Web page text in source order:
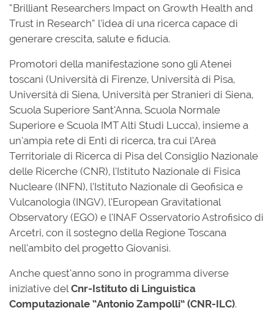
“Brilliant Researchers Impact on Growth Health and
Trust in Research” l’idea di una ricerca capace di
generare crescita, salute e fiducia.
Promotori della manifestazione sono gli Atenei
toscani (Università di Firenze, Università di Pisa,
Università di Siena, Università per Stranieri di Siena,
Scuola Superiore Sant’Anna, Scuola Normale
Superiore e Scuola IMT Alti Studi Lucca), insieme a
un’ampia rete di Enti di ricerca, tra cui l’Area
Territoriale di Ricerca di Pisa del Consiglio Nazionale
delle Ricerche (CNR), l’Istituto Nazionale di Fisica
Nucleare (INFN), l’Istituto Nazionale di Geofisica e
Vulcanologia (INGV), l’European Gravitational
Observatory (EGO) e l’INAF Osservatorio Astrofisico di
Arcetri, con il sostegno della Regione Toscana
nell’ambito del progetto Giovanisì.
Anche quest’anno sono in programma diverse
iniziative delCnr-Istituto di Linguistica
Computazionale “Antonio Zampolli” (CNR-ILC).